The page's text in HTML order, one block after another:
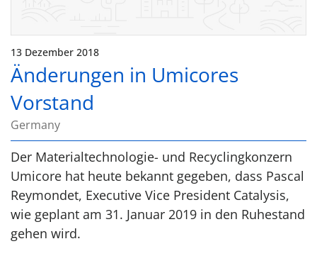
13 Dezember 2018
Änderungen in Umicores
Vorstand
Germany
Der Materialtechnologie- und Recyclingkonzern
Umicore hat heute bekannt gegeben, dass Pascal
Reymondet, Executive Vice President Catalysis,
wie geplant am 31. Januar 2019 in den Ruhestand
gehen wird.